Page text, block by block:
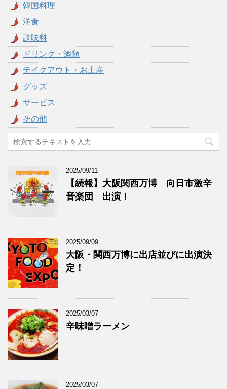
韓国料理
洋食
調味料
ドリンク・酒類
テイクアウト・お土産
グッズ
サービス
その他
2025/09/11
【続報】大阪関西万博 向日市激辛
音楽団 出演！
2025/09/09
大阪・関西万博に出店並びに出演決
定！
2025/03/07
辛味噌ラーメン
2025/03/07